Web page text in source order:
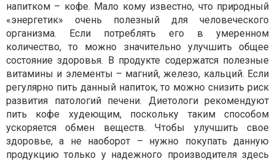
напитком – кофе. Мало кому известно, что природный
«энергетик» очень полезный для человеческого
организма. Если потреблять его в умеренном
количество, то можно значительно улучшить общее
состояние здоровья. В продукте содержатся полезные
витамины и элементы – магний, железо, кальций. Если
регулярно пить данный напиток, то можно снизить риск
развития патологий печени. Диетологи рекомендуют
пить кофе худеющим, поскольку таким способом
ускоряется обмен веществ. Чтобы улучшить свое
здоровье, а не наоборот – нужно покупать данную
продукцию только у надежного производителя здесь